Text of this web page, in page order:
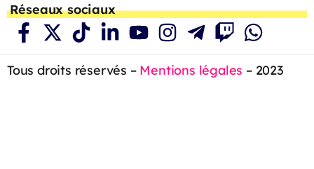
Réseaux sociaux
Tous droits réservés – Mentions légales – 2023